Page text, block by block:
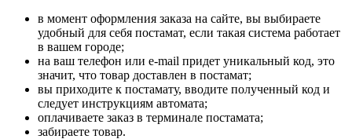
в момент оформления заказа на сайте, вы выбираете
удобный для себя постамат, если такая система работает
в вашем городе;
на ваш телефон или e-mail придет уникальный код, это
значит, что товар доставлен в постамат;
вы приходите к постамату, вводите полученный код и
следует инструкциям автомата;
оплачиваете заказ в терминале постамата;
забираете товар.